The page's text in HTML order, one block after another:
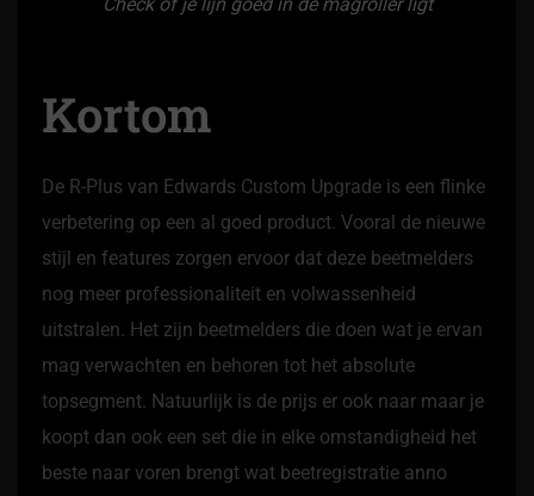
Kortom
De R-Plus van Edwards Custom Upgrade is een flinke
verbetering op een al goed product. Vooral de nieuwe
stijl en features zorgen ervoor dat deze beetmelders
nog meer professionaliteit en volwassenheid
uitstralen. Het zijn beetmelders die doen wat je ervan
mag verwachten en behoren tot het absolute
topsegment. Natuurlijk is de prijs er ook naar maar je
koopt dan ook een set die in elke omstandigheid het
beste naar voren brengt wat beetregistratie anno